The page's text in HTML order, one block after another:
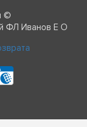
©
ФЛ Иванов Е О